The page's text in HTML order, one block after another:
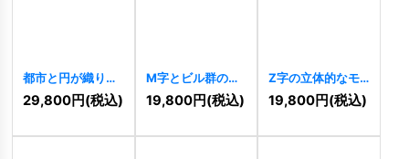
都市と円が織りな
す未来の街並みロ
[10789 ]
29,800円(税込)
M字とビル群の都
市開発ロゴ
10790]
19,800円(税込)
Z字の立体的なモ
ダンテクノロジー
ロゴ 10531]
19,800円(税込)